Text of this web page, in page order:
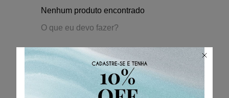
Nenhum produto encontrado
O que eu devo fazer?
Verifique os termos digitados.
Tente utilizar uma única palavra.
Utilize termos genéricos na busca.
Tente utilizar sinônimos do termo
desejado.